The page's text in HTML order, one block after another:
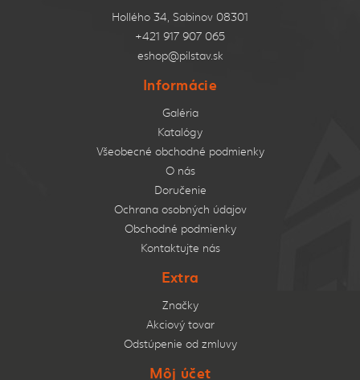
Hollého 34, Sabinov 08301
+421 917 907 065
eshop@pilstav.sk
Informácie
Galéria
Katalógy
Všeobecné obchodné podmienky
O nás
Doručenie
Ochrana osobných údajov
Obchodné podmienky
Kontaktujte nás
Extra
Značky
Akciový tovar
Odstúpenie od zmluvy
Môj účet